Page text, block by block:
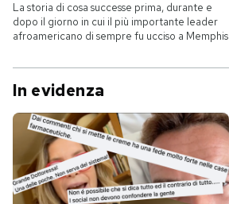
La storia di cosa successe prima, durante e
dopo il giorno in cui il più importante leader
afroamericano di sempre fu ucciso a Memphis
In evidenza